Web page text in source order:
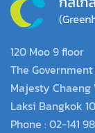
120 Moo 9 floor
The
Majesty Chaeng
Laksi Bangkok
Phone : 02-141